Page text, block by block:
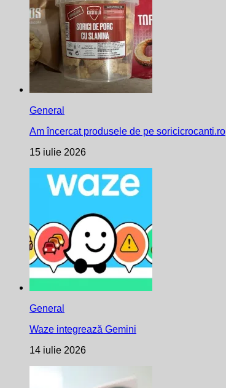
General
Am încercat produsele de pe soricicrocanti.ro
15 iulie 2026
General
Waze integrează Gemini
14 iulie 2026